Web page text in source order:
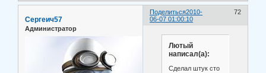
Поделиться 72
2010-
06-07 01:00:10
Сергеич57
Администратор
Лютый
написал(а):
Сделал штук сто